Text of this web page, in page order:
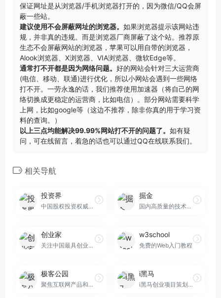
保证网址是从浏览器/手机浏览器打开的，因为微信/QQ会屏
蔽一些站。
建议使用不会屏蔽网址的浏览器。 如果浏览器提示该网站违
规，并非真的违规。而是浏览器厂商屏蔽了这个站。推荐原
生态不会屏蔽网站的浏览器，苹果可以用自带的浏览器，
Alook浏览器
X浏览器 VIA浏览器 微软Edge等。
通常打不开都是因为网络问题。 好的网站会针对三大运营商
(电信、移动、联通)进行优化，所以小网站会遇到一些网络
打不开。一劳永逸的话，我们推荐使用加速器（将自己的网
络切换成更稳定的运营商，比如电信）。部分网站需要科学
上网，比如google等（这边不推荐，除非你真的用于学习资
料的查询。）
以上三点均能解决99.99%网站打不开的问题了。 如有疑
问，可在线留言，着急的话也可以通过QQ在线联系我们。
相关导航
投资界
中国股权投资权威门户
掘金
国内高质量的技术社区
创业家
关注中国最具创业家精神的企业领袖
w3school
免费的Web入门教程
极客公园
聚焦互联网产品和科技趋势，目前国内互联网产品经理和产品
i黑马
i黑马创业项目策划及投资灵感聚集地